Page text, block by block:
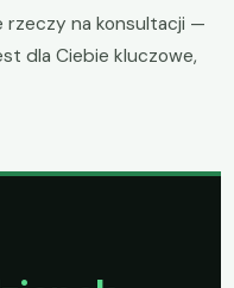
rzeczy na konsultacji —
dla Ciebie kluczowe,